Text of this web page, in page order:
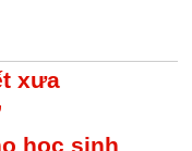
xưa
học sinh